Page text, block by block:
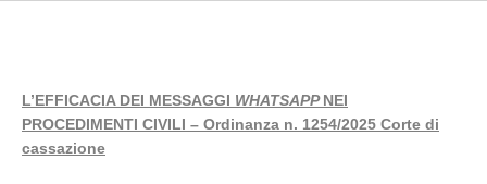
L’EFFICACIA DEI MESSAGGI WHATSAPPNEI
PROCEDIMENTI CIVILI – Ordinanza n. 1254/2025 Corte di
cassazione